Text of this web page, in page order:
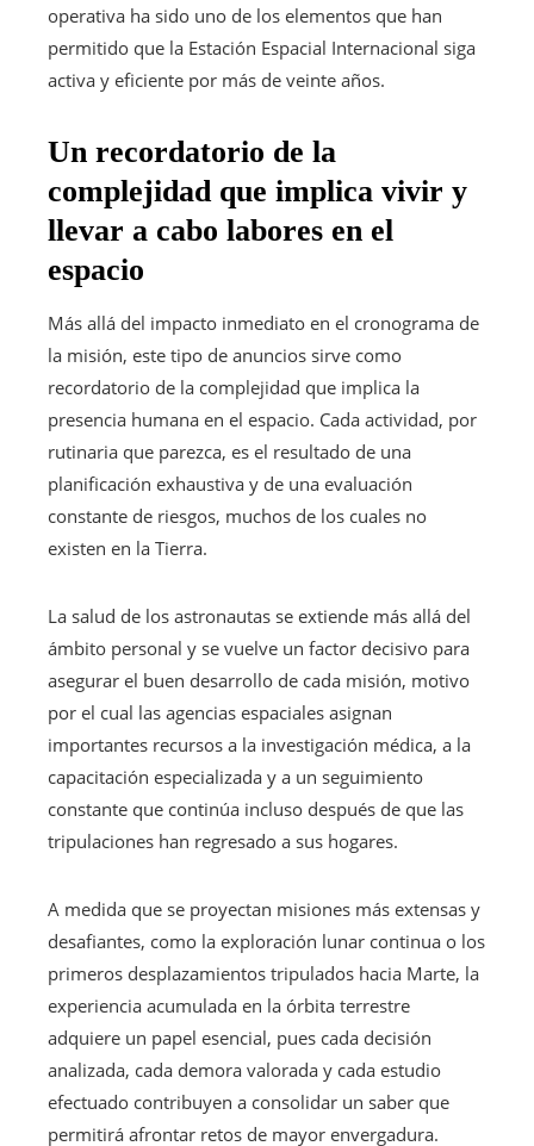
operativa ha sido uno de los elementos que han
permitido que la Estación Espacial Internacional siga
activa y eficiente por más de veinte años.
Un recordatorio de la
complejidad que implica vivir y
llevar a cabo labores en el
espacio
Más allá del impacto inmediato en el cronograma de
la misión, este tipo de anuncios sirve como
recordatorio de la complejidad que implica la
presencia humana en el espacio. Cada actividad, por
rutinaria que parezca, es el resultado de una
planificación exhaustiva y de una evaluación
constante de riesgos, muchos de los cuales no
existen en la Tierra.
La salud de los astronautas se extiende más allá del
ámbito personal y se vuelve un factor decisivo para
asegurar el buen desarrollo de cada misión, motivo
por el cual las agencias espaciales asignan
importantes recursos a la investigación médica, a la
capacitación especializada y a un seguimiento
constante que continúa incluso después de que las
tripulaciones han regresado a sus hogares.
A medida que se proyectan misiones más extensas y
desafiantes, como la exploración lunar continua o los
primeros desplazamientos tripulados hacia Marte, la
experiencia acumulada en la órbita terrestre
adquiere un papel esencial, pues cada decisión
analizada, cada demora valorada y cada estudio
efectuado contribuyen a consolidar un saber que
permitirá afrontar retos de mayor envergadura.